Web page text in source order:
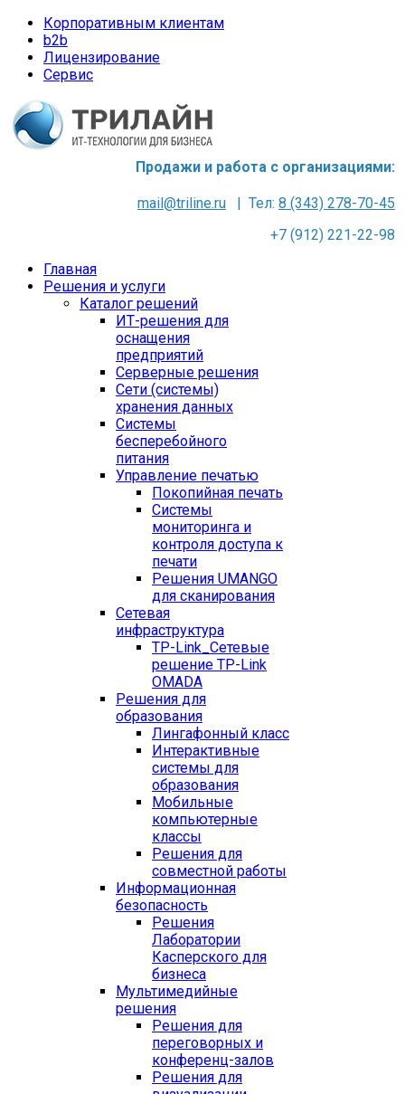
Корпоративным клиентам
b2b
Лицензирование
Сервис
Продажи и работа с организациями:
mail@triline.ru | Тел: 8 (343) 278-70-45
+7 (912) 221-22-98
Главная
Решения и услуги
Каталог решений
ИТ-решения для
оснащения
предприятий
Серверные решения
Сети (системы)
хранения данных
Системы
бесперебойного
питания
Управление печатью
Покопийная печать
Системы
мониторинга и
контроля доступа к
печати
Решения UMANGO
для сканирования
Сетевая
инфраструктура
TP-Link_ Сетевые
решение TP-Link
OMADA
Решения для
образования
Лингафонный класс
Интерактивные
системы для
образования
Мобильные
компьютерные
классы
Решения для
совместной работы
Информационная
безопасность
Решения
Лаборатории
Касперского для
бизнеса
Мультимедийные
решения
Решения для
переговорных и
конференц-залов
Решения для